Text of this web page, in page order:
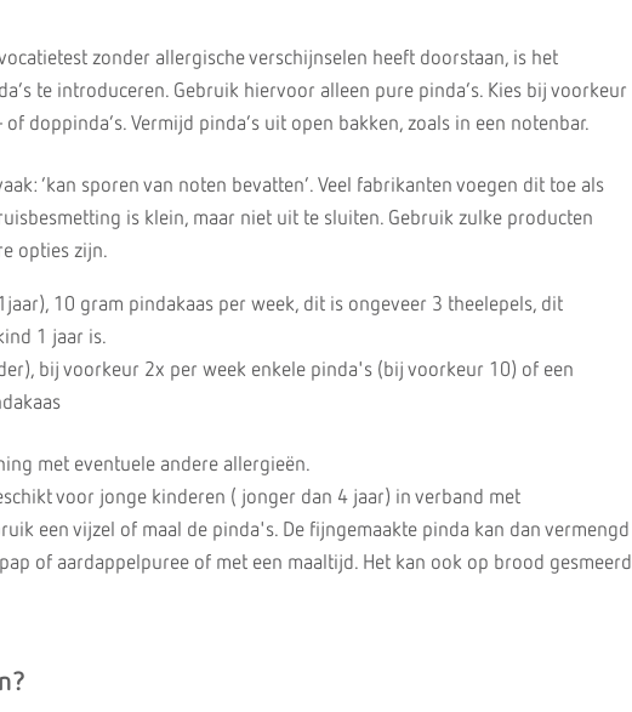
zonder allergische verschijnselen heeft doorstaan, is het
te introduceren. Gebruik hiervoor alleen pure pinda’s. Kies bij voorkeur
doppinda’s. Vermijd pinda’s uit open bakken, zoals in een notenbar.
‘kan sporen van noten bevatten’. Veel fabrikanten voegen dit toe als
is klein, maar niet uit te sluiten. Gebruik zulke producten
opties zijn.
10 gram pindakaas per week, dit is ongeveer 3 theelepels, dit
1 jaar is.
bij voorkeur 2x per week enkele pinda's (bij voorkeur 10) of een
met eventuele andere allergieën.
voor jonge kinderen ( jonger dan 4 jaar) in verband met
een vijzel of maal de pinda's. De fijngemaakte pinda kan dan vermengd
of aardappelpuree of met een maaltijd. Het kan ook op brood gesmeerd